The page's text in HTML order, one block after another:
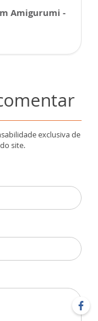
Amigurumi -
exclusiva de
site.